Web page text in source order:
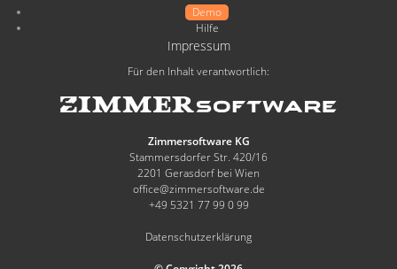
Demo
Hilfe
Impressum
Für den Inhalt verantwortlich:
Zimmersoftware KG
Stammersdorfer Str. 420/16
2201 Gerasdorf bei Wien
office@zimmersoftware.de
+49 5321 77 99 0 99
Datenschutzerklärung